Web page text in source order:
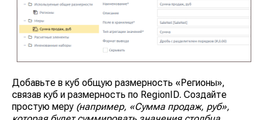
Добавьте в куб общую размерность «Регионы»,
связав куб и размерность по RegionID. Создайте
простую меру (например, «Сумма продаж, руб»,
© ООО "Ласмарт", 2025
Политика
конфиденциальности
Адрес: Санкт-Петербург, улица Есенина, 1
корп.1, помещение 152Н
Режим работы: Ежедневно с 08:00 до 22:00